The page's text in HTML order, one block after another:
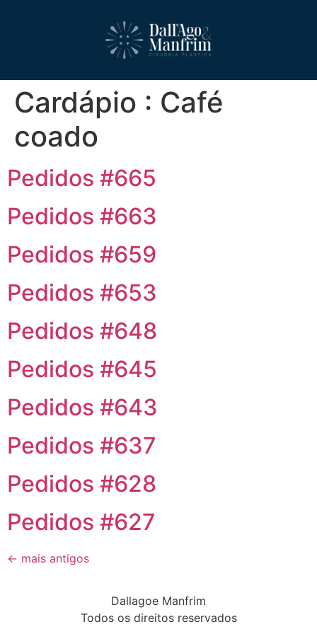
Cardápio : Café
coado
Pedidos #665
Pedidos #663
Pedidos #659
Pedidos #653
Pedidos #648
Pedidos #645
Pedidos #643
Pedidos #637
Pedidos #628
Pedidos #627
← mais antigos
Dallagoe Manfrim
Todos os direitos reservados